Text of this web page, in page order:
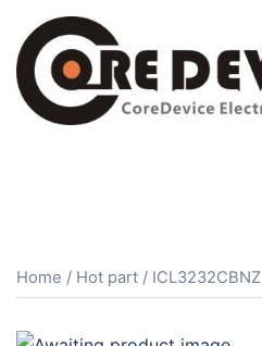
Home / Hot part / ICL3232CBNZ